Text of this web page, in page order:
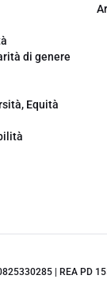
di genere
Equità
| REA PD